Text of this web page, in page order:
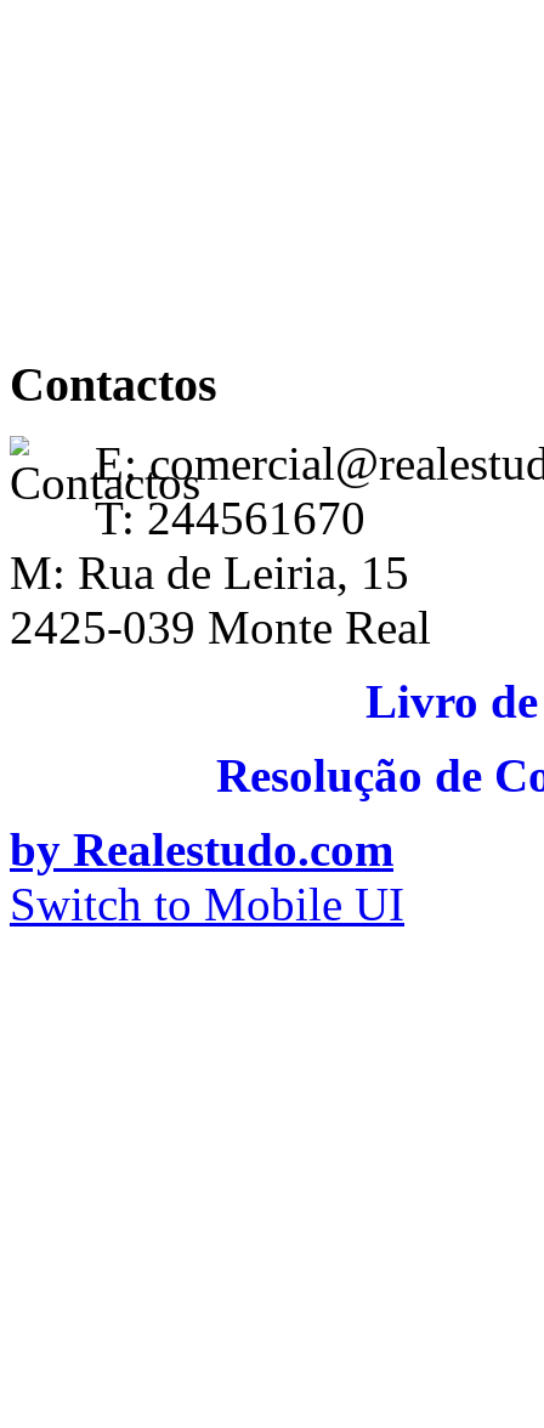
Contactos
E:
T: 244561670
M: Rua de Leiria, 15
2425-039 Monte Real
Livro de
Resolução de
by Realestudo.com
Switch to Mobile UI